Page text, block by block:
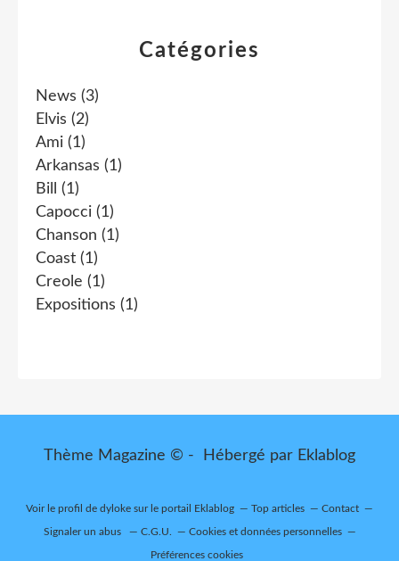
Catégories
News (3)
Elvis (2)
Ami (1)
Arkansas (1)
Bill
(1)
Capocci (1)
Chanson (1)
Coast (1)
Creole (1)
Expositions (1)
Thème Magazine © - Hébergé par Eklablog
Voir le profil de dyloke sur le portail Eklablog Top articles Contact
Signaler un abus C.G.U. Cookies et données personnelles
Préférences cookies